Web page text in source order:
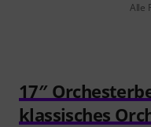
Alle
17″
klassisches